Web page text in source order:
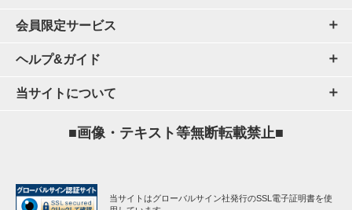
会員限定サービス
ヘルプ&ガイド
当サイトについて
■画像・テキスト等無断転載禁止■
当サイトはグローバルサイン社発行のSSL電子証明書を使